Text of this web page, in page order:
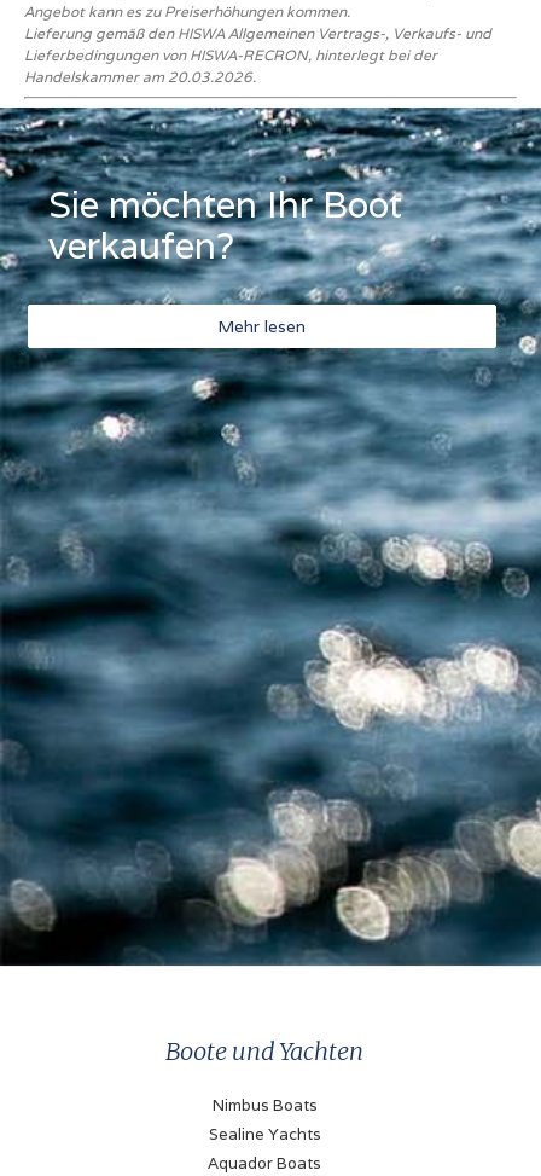
Angebot kann es zu Preiserhöhungen kommen.
Lieferung gemäß den HISWA Allgemeinen Vertrags-, Verkaufs- und
Lieferbedingungen von HISWA-RECRON, hinterlegt bei der
Handelskammer am 20.03.2026.
Sie möchten Ihr Boot
verkaufen?
Mehr lesen
Boote und Yachten
Nimbus Boats
Sealine Yachts
Aquador Boats